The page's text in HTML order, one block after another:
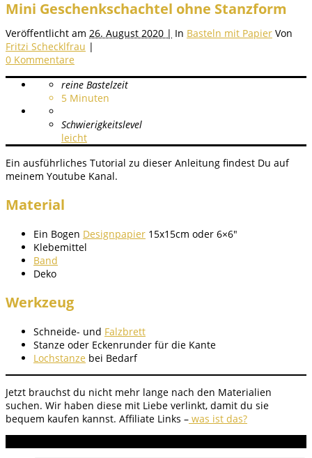
Mini Geschenkschachtel ohne Stanzform
Veröffentlicht am 26. August 2020 | In Basteln mit Papier Von
Fritzi Schecklfrau |
0 Kommentare
reine Bastelzeit
5 Minuten
Schwierigkeitslevel
leicht
Ein ausführliches Tutorial zu dieser Anleitung findest Du auf
meinem Youtube Kanal.
Material
Ein Bogen Designpapier 15x15cm oder 6×6″
Klebemittel
Band
Deko
Werkzeug
Schneide- und Falzbrett
Stanze oder Eckenrunder für die Kante
Lochstanze bei Bedarf
Jetzt brauchst du nicht mehr lange nach den Materialien
suchen. Wir haben diese mit Liebe verlinkt, damit du sie
bequem kaufen kannst. Affiliate Links – was ist das?